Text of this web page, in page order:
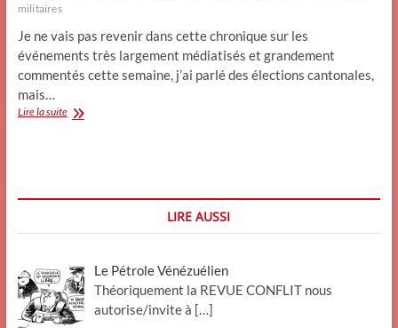
militaires
Je ne vais pas revenir dans cette chronique sur les
événements très largement médiatisés et grandement
commentés cette semaine, j’ai parlé des élections cantonales,
mais…
Lire la suiteRevue
de
bombes
LIRE AUSSI
Le Pétrole Vénézuélien
Théoriquement la REVUE CONFLIT nous
autorise/invite à […]